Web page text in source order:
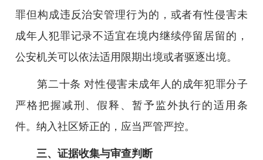
罪但构成违反治安管理行为的，或者有性侵害未
成年人犯罪记录不适宜在境内继续停留居留的，
公安机关可以依法适用限期出境或者驱逐出境。
第二十条 对性侵害未成年人的成年犯罪分子
严格把握减刑、假释、暂予监外执行的适用条
件。纳入社区矫正的，应当严管严控。
三、证据收集与审查判断